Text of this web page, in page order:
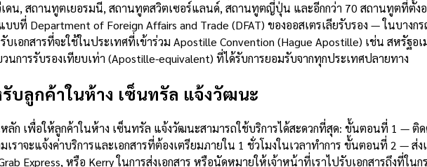
ดน, สถานทูตเยอรมนี, สถานทูตสวิตเซอร์แลนด์, สถานทูตญี่ปุ่น และอีกกว่า 70 สถานทูตที่ตั้ง
บบที่ Department of Foreign Affairs and Trade (DFAT) ของออสเตรเลียรับรอง — ในบา
เอกสารที่จะใช้ในประเทศที่เข้าร่วม Apostille Convention (Hague Apostille) เช่น สหรัฐ
การรับรองเทียบเท่า (Apostille-equivalent) ที่ได้รับการยอมรับจากทุกประเทศปลายทาง
บลูกค้าในห้าง เซ็นทรัล แจ้งวัฒนะ
ก เพื่อให้ลูกค้าในห้าง เซ็นทรัล แจ้งวัฒนะสามารถใช้บริการได้สะดวกที่สุด: ขั้นตอนที่ 1 — ติด
ราจะแจ้งค่าบริการและเอกสารที่ต้องเตรียมภายใน 1 ชั่วโมงในเวลาทำการ ขั้นตอนที่ 2 — ส่
Express, หรือ Kerry ในการส่งเอกสาร หรือนัดหมายให้เจ้าหน้าที่เราไปรับเอกสารถึงที่